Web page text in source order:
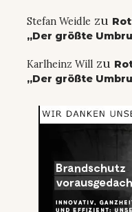
Stefan Weidle zu
„Der größte
Karlheinz Will zu
„Der größte